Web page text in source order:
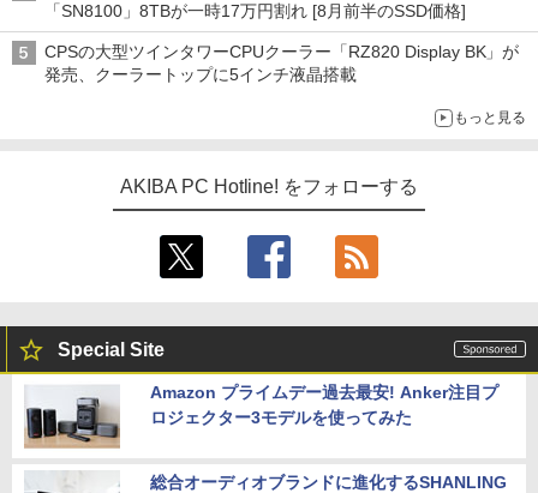
「SN8100」8TBが一時17万円割れ [8月前半のSSD価格]
CPSの大型ツインタワーCPUクーラー「RZ820 Display BK」が
発売、クーラートップに5インチ液晶搭載
もっと見る
AKIBA PC Hotline! をフォローする
Special Site
Amazon プライムデー過去最安! Anker注目プ
ロジェクター3モデルを使ってみた
総合オーディオブランドに進化するSHANLING